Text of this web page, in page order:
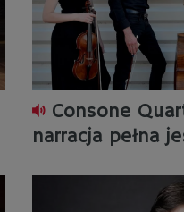
Consone
narracja pełna